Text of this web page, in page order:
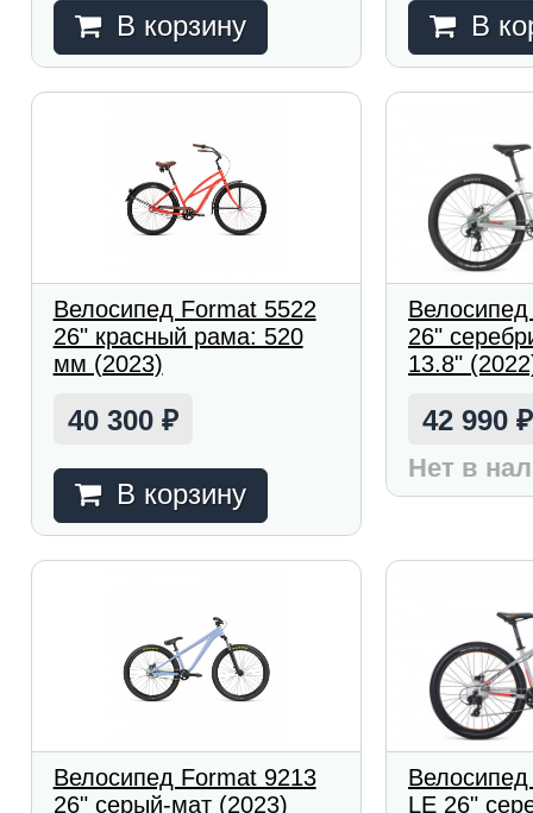
В корзину В
Велосипед Format 5522
26" красный рама: 520
мм (2023)
40 300 ₽
В корзину
26"
13.8"
42 990₽
Нет в
Велосипед Format 9213
26" серый-мат (2023)
LE 26"